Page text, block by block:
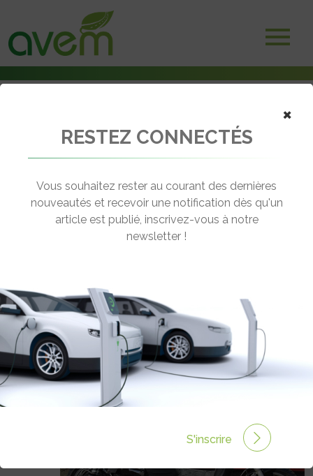
Deux-trois roues électriques
VEPE AVENTURIER DEUX
[wppr_avg_rating id="41107"]
Autonomie :75 km
Prix :1979€
×
RESTEZ CONNECTÉS
Vous souhaitez rester au courant des dernières
nouveautés et recevoir une notification dès qu'un
article est publié, inscrivez-vous à notre
newsletter !
S'inscrire